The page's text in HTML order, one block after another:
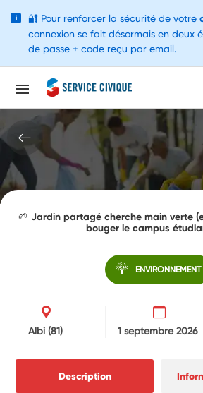
🌱 Jardin partagé cherche main verte
bouger le campus
ENVIRONNEMENT
Albi(81) 1 septembre 2026
Description
i 🔐 Pour renforcer la sécurité de votre
connexion se fait désormais en deux
de passe + code reçu par email.